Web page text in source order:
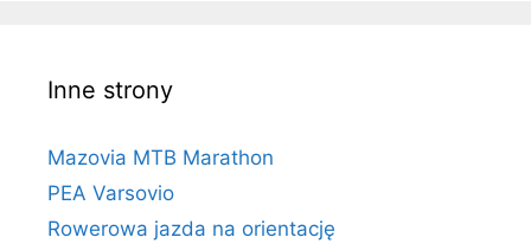
Inne strony
Mazovia MTB Marathon
PEA Varsovio
Rowerowa jazda na orientację